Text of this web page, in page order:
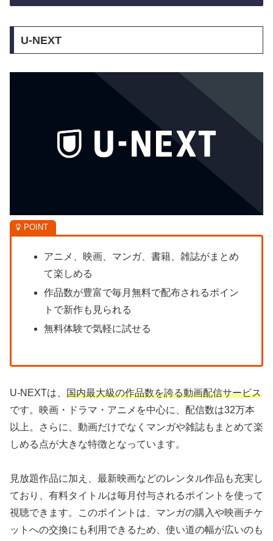
U-NEXT
アニメ、映画、マンガ、書籍、雑誌がまとめ
て楽しめる
作品数が豊富で毎月無料で配布されるポイン
トで新作も見られる
無料体験で気軽に試せる
U-NEXTは、 国内最大級の作品数を誇る動画配信サービス
です。映画・ドラマ・アニメを中心に、配信数は32万本
以上。さらに、動画だけでなくマンガや雑誌もまとめて楽
しめる点が大きな特徴となっています。
見放題作品に加え、最新映画などのレンタル作品も充実し
ており、有料タイトルは毎月付与されるポイントを使って
視聴できます。このポイントは、マンガの購入や映画チケ
ットへの交換にも利用できるため、使い道の幅が広いのも